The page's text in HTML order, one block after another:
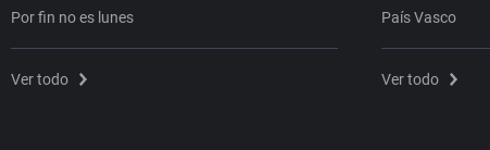
Por fin no es lunes
Ver todo
País Vasco
Ver todo